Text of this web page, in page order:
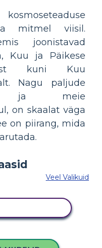
mitmel viisil.
joonistavad
Kuu ja Päikese
kuni Kuu
Nagu paljude
ja meie
on skaalat väga
on piirang, mida
Veel Valikuid